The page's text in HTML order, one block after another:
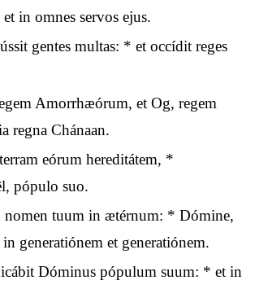
in omnes servos ejus.
gentes multas: * et occídit reges
Amorrhæórum, et Og, regem
regna Chánaan.
eórum hereditátem, *
pópulo suo.
nomen tuum in ætérnum: * Dómine,
generatiónem et generatiónem.
Dóminus pópulum suum: * et in